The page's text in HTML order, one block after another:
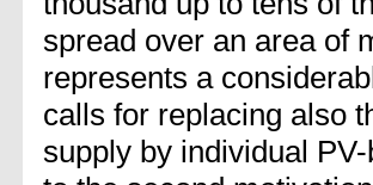
spread over an area of
represents a
calls for replacing also
supply by individual